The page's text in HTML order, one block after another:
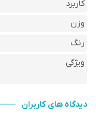
کاربرد
وزن
رنگ
ویژگی
دیدگاه های کاربران